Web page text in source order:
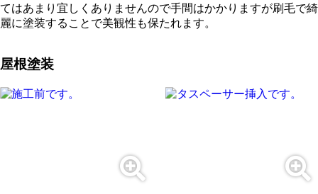
てはあまり宜しくありませんので手間はかかりますが刷毛で綺
麗に塗装することで美観性も保たれます。
屋根塗装